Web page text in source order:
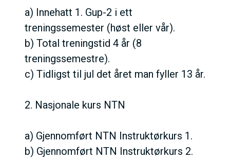
a) Innehatt 1. Gup-2 i ett
treningssemester (høst eller vår).
b) Total treningstid 4 år (8
treningssemestre).
c) Tidligst til jul det året man fyller 13 år.
2. Nasjonale kurs NTN
a) Gjennomført NTN Instruktørkurs 1.
b) Gjennomført NTN Instruktørkurs 2.